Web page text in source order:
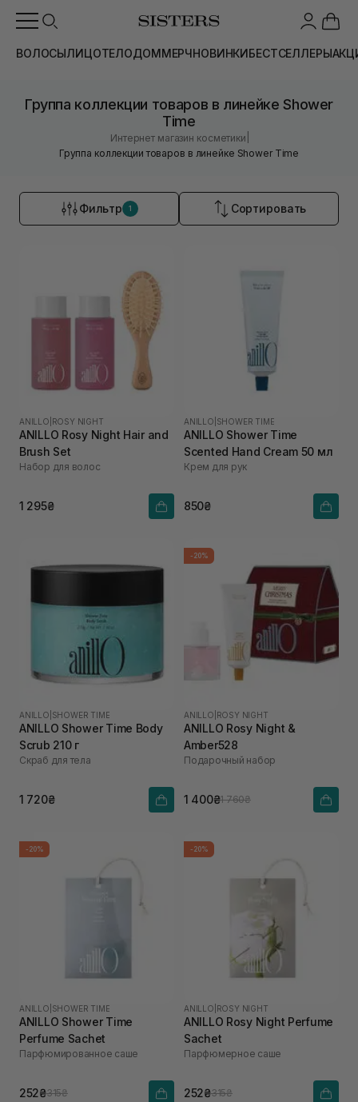
ВОЛОСЫЛИЦОТЕЛОДОММЕРЧНОВИНКИБЕСТСЕЛЛЕРЫ
Группа коллекции товаров в линейке Shower
Time
Интернет магазин косметики
Группа коллекции товаров в линейке Shower Time
Фильтр 1 Сортировать
ANILLO ROSY NIGHT
ANILLO Rosy Night Hair and
Brush Set
Набор для волос
1 295₴
ANILLO SHOWER TIME
ANILLO Shower Time
Scented Hand Cream 50 мл
Крем для рук
850₴
ANILLO SHOWER TIME
ANILLO Shower Time Body
Scrub 210 г
Скраб для тела
1 720₴
-20%
ANILLO ROSY NIGHT
ANILLO Rosy Night &
Amber528
Подарочный набор
1 400₴1 760₴
-20%
ANILLO SHOWER TIME
ANILLO Shower Time
Perfume Sachet
Парфюмированное саше
252₴315₴
-20%
ANILLO ROSY NIGHT
ANILLO Rosy Night Perfume
Sachet
Парфюмерное саше
252₴315₴